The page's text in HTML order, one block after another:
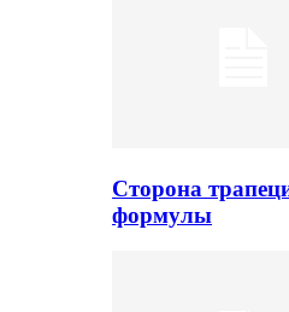
Сторона
формулы